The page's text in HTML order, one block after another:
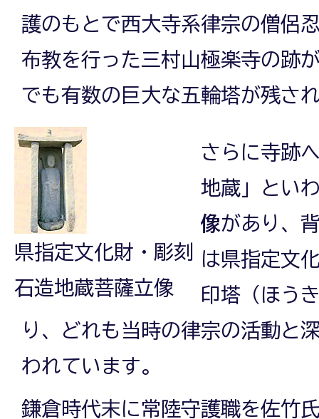
護のもとで西大寺系律宗の僧侶
布教を行った三村山極楽寺の跡
でも有数の巨大な五輪塔が残さ
県指定文化財・彫刻
石造地蔵菩薩立像
さらに寺跡
地蔵」とい
像があり、
は県指定文
印塔（ほう
り、どれも当時の律宗の活動と
われています。
鎌倉時代末に常陸守護職を佐竹